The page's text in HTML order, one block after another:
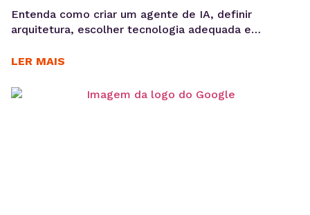
Entenda como criar um agente de IA, definir
arquitetura, escolher tecnologia adequada e
considerando integrações, observabilidade, custos
vai além de escolher um modelo de linguagem ou
LER MAIS